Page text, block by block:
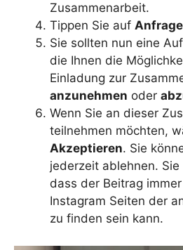
Zusammenarbeit.
Tippen Sie auf
Sie sollten nun eine
die Ihnen die
Einladung zur
anzunehmen oder
Wenn Sie an dieser
teilnehmen möchten,
Akzeptieren. Sie
jederzeit ablehnen.
dass der Beitrag
Instagram Seiten der
zu finden sein kann.